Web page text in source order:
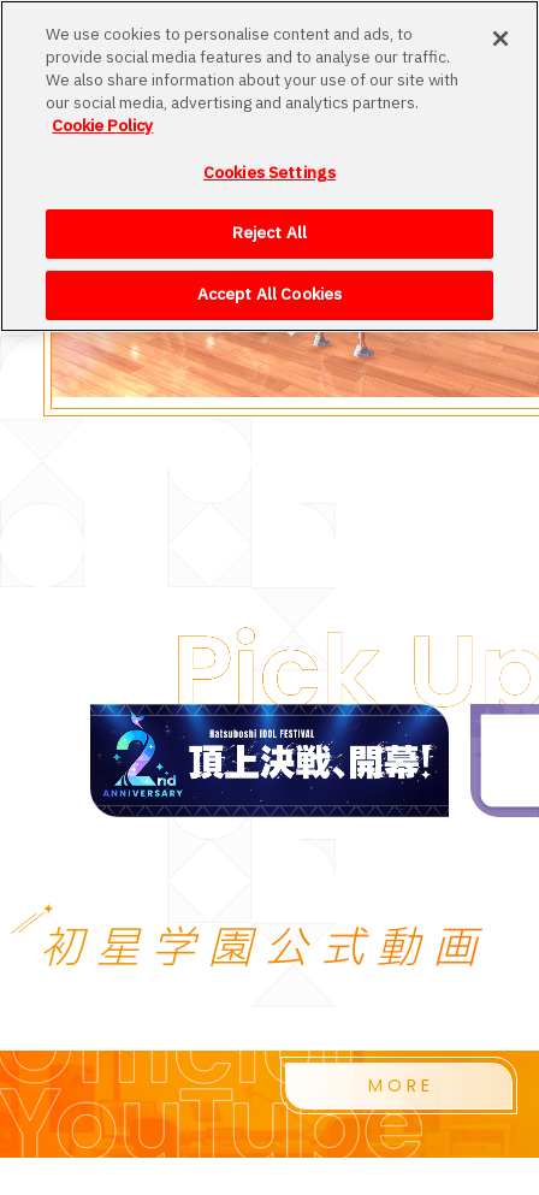
Loading
MENU
初星学園公式動画
MORE
We use cookies to personalise content and ads, to
provide social media features and to analyse our traffic.
We also share information about your use of our site with
our social media, advertising and analytics partners.
Cookie Policy
Cookies Settings
Reject All
Accept All Cookies